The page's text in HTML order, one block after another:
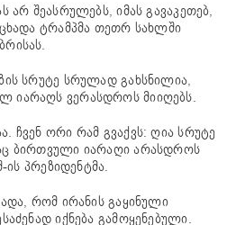
არ შეასრულებს, იმას გავაკეთებ,
ტრამპმა თეთრ სახლში
სრუტე სრულად გახსნილია,
იარაღს ვერასდროს მიიღებს.
ჩვენ ორი რამ გვაქვს: ღია სრუტე
ბირთვული იარაღი არასდროს
ის პრეზიდენტმა.
რომ ირანის გაყინული
იქნება გამოყენებული.